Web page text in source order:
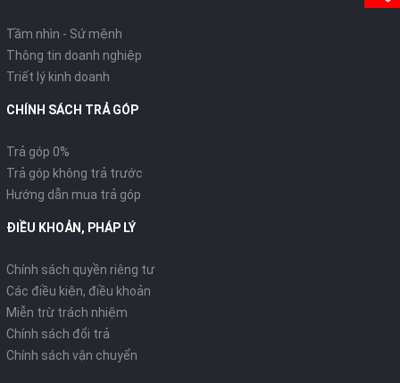
Tầm nhìn - Sứ mệnh
Thông tin doanh nghiệp
Triết lý kinh doanh
CHÍNH SÁCH TRẢ GÓP
Trả góp 0%
Trả góp không trả trước
Hướng dẫn mua trả góp
ĐIỀU KHOẢN, PHÁP LÝ
Chính sách quyền riêng tư
Các điều kiện, điều khoản
Miễn trừ trách nhiệm
Chính sách đổi trả
Chính sách vận chuyển